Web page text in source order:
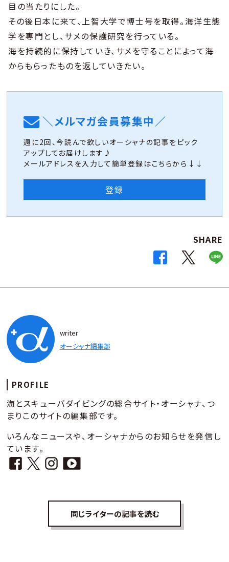
目の当たりにした。
その後日本に来て、上智大学で博士号を取得。海洋生態
学を専門とし、サメの保護研究を行っている。
海を持続的に保持していき、サメを守ることによって海
からもらったものを返していきたい。
＼メルマガ会員募集中／
週に2回、今読んで欲しいオーシャナの記事をピック
アップしてお届けします♪
メールアドレスを入力して簡単登録はこちらから↓↓
登録
SHARE
writer
オーシャナ編集部
PROFILE
海とスキューバダイビングの総合サイト・オーシャナ、つ
まりこのサイトの編集部です。
いろんなニュースや、オーシャナからのお知らせを発信し
ています。
同じライターの記事を読む